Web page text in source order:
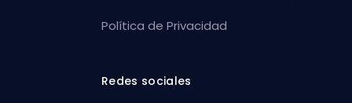
Política de Privacidad
Redes sociales